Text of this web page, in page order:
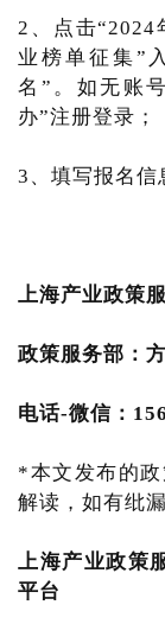
2、点击“2024
业榜单征集”
名”。如无账
办”注册登录；
3、填写报名信
上海产业政策
政策服务部 ：
电话-微信：
*本文发布的
解读，如有纰
上海产业政策
平台